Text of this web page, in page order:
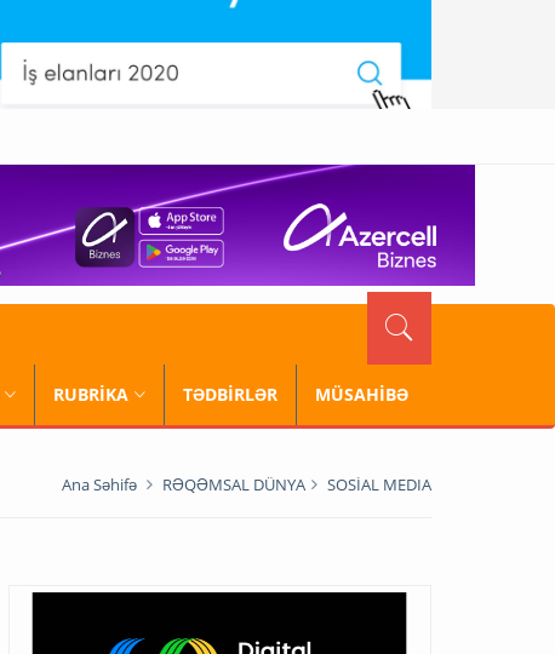
RUBRİKA TƏDBİRLƏR MÜSAHİBƏ
Ana Səhifə RƏQƏMSAL DÜNYA SOSİAL MEDIA